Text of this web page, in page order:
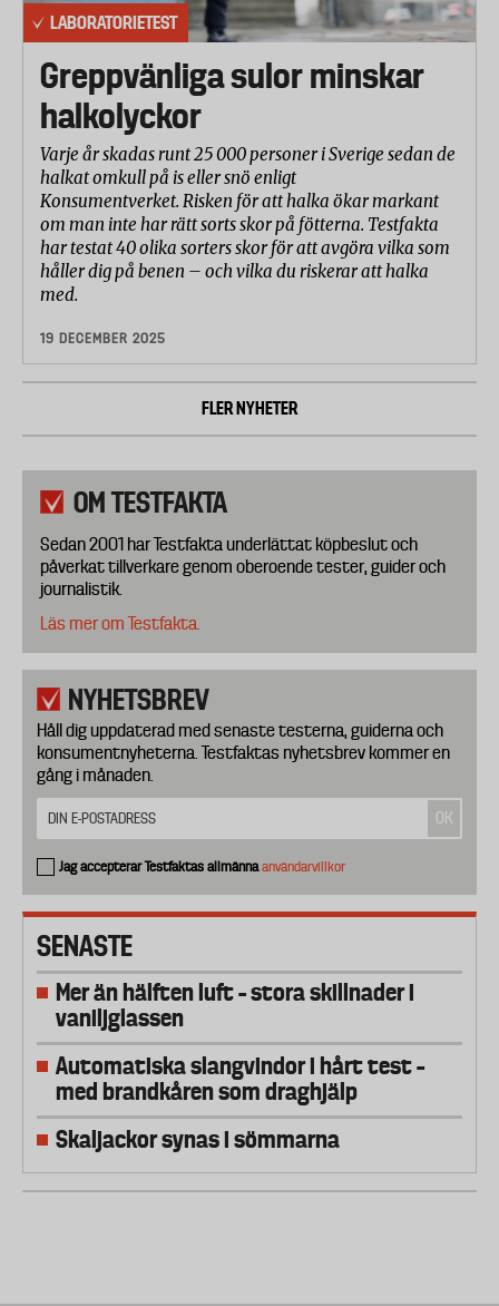
LABORATORIETEST
Greppvänliga sulor minskar
halkolyckor
Varje år skadas runt 25 000 personer i Sverige sedan de
halkat omkull på is eller snö enligt
Konsumentverket. Risken för att halka ökar markant
om man inte har rätt sorts skor på fötterna. Testfakta
har testat 40 olika sorters skor för att avgöra vilka som
håller dig på benen – och vilka du riskerar att halka
med.
19 DECEMBER 2025
FLER NYHETER
OM TESTFAKTA
Sedan 2001 har Testfakta underlättat köpbeslut och
påverkat tillverkare genom oberoende tester, guider och
journalistik.
Läs mer om Testfakta.
NYHETSBREV
Håll dig uppdaterad med senaste testerna, guiderna och
konsumentnyheterna. Testfaktas nyhetsbrev kommer en
gång i månaden.
Jag accepterar Testfaktas allmännaanvändarvillkor
SENASTE
Mer än hälften luft – stora skillnader i
vaniljglassen
Automatiska slangvindor i hårt test –
med brandkåren som draghjälp
Skaljackor synas i sömmarna